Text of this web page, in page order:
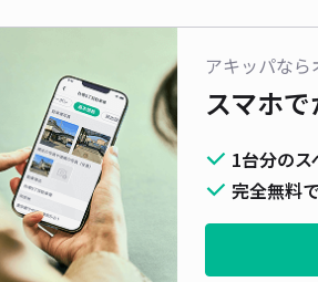
アキッパな
スマホ
1台分の
完全無料